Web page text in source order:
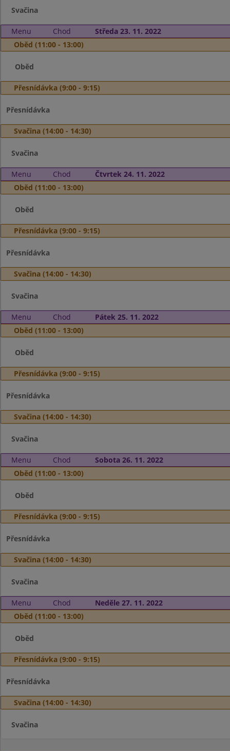
Svačina
Menu Chod
Středa 23. 11. 2022
Oběd (11:00 - 13:00)
Oběd
Přesnídávka (9:00 - 9:15)
Přesnídávka
Svačina (14:00 - 14:30)
Svačina
Menu Chod
Čtvrtek 24. 11. 2022
Oběd (11:00 - 13:00)
Oběd
Přesnídávka (9:00 - 9:15)
Přesnídávka
Svačina (14:00 - 14:30)
Svačina
Menu Chod
Pátek 25. 11. 2022
Oběd (11:00 - 13:00)
Oběd
Přesnídávka (9:00 - 9:15)
Přesnídávka
Svačina (14:00 - 14:30)
Svačina
Menu Chod
Sobota 26. 11. 2022
Oběd (11:00 - 13:00)
Oběd
Přesnídávka (9:00 - 9:15)
Přesnídávka
Svačina (14:00 - 14:30)
Svačina
Menu Chod
Neděle 27. 11. 2022
Oběd (11:00 - 13:00)
Oběd
Přesnídávka (9:00 - 9:15)
Přesnídávka
Svačina (14:00 - 14:30)
Svačina